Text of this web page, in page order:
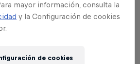
como eras.
BULL ORIGINAL
mayor información, consulta la
y la Configuración de cookies
de cookies